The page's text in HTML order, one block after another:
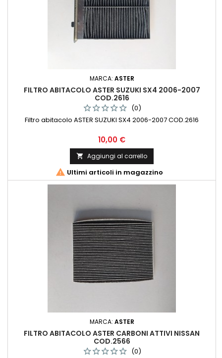
MARCA: ASTER
FILTRO ABITACOLO ASTER SUZUKI SX4 2006-2007
COD.2616
(0)
Filtro abitacolo ASTER SUZUKI SX4 2006-2007 COD.2616
Prezzo
10,00 €
 Aggiungi al carrello
 Ultimi articoli in magazzino
MARCA: ASTER
FILTRO ABITACOLO ASTER CARBONI ATTIVI NISSAN
COD.2566
(0)